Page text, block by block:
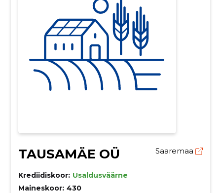
TAUSAMÄE OÜ Saaremaa
Krediidiskoor: Usaldusväärne
Maineskoor: 430